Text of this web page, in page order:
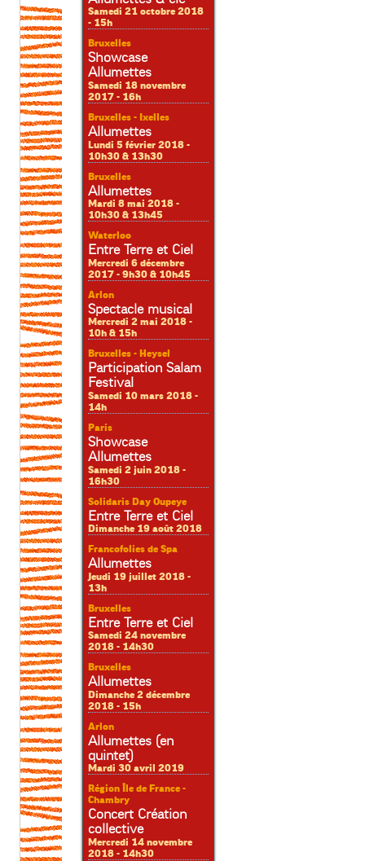
Samedi 21 octobre 2018
- 15h
Bruxelles
Showcase
Allumettes
Samedi 18 novembre
2017 - 16h
Bruxelles - Ixelles
Allumettes
Lundi 5 février 2018 -
10h30 & 13h30
Bruxelles
Allumettes
Mardi 8 mai 2018 -
10h30 & 13h45
Waterloo
Entre Terre et Ciel
Mercredi 6 décembre
2017 - 9h30 & 10h45
Arlon
Spectacle musical
Mercredi 2 mai 2018 -
10h & 15h
Bruxelles - Heysel
Participation Salam
Festival
Samedi 10 mars 2018 -
14h
Paris
Showcase
Allumettes
Samedi 2 juin 2018 -
16h30
Solidaris Day Oupeye
Entre Terre et Ciel
Dimanche 19 août 2018
Francofolies de Spa
Allumettes
Jeudi 19 juillet 2018 -
13h
Bruxelles
Entre Terre et Ciel
Samedi 24 novembre
2018 - 14h30
Bruxelles
Allumettes
Dimanche 2 décembre
2018 - 15h
Arlon
Allumettes (en
quintet)
Mardi 30 avril 2019
Région Île de France -
Chambry
Concert Création
collective
Mercredi 14 novembre
2018 - 14h30